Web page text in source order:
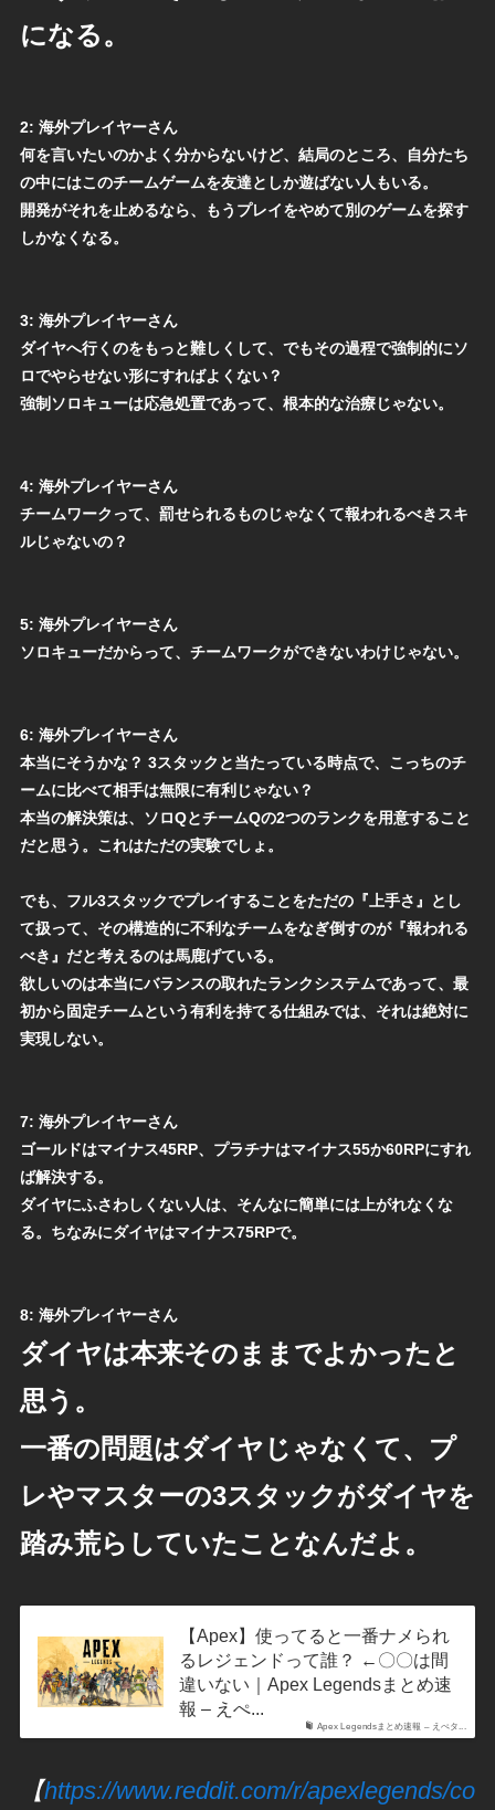
になる。
2: 海外プレイヤーさん
何を言いたいのかよく分からないけど、結局のところ、自分たち
の中にはこのチームゲームを友達としか遊ばない人もいる。
開発がそれを止めるなら、もうプレイをやめて別のゲームを探す
しかなくなる。
3: 海外プレイヤーさん
ダイヤへ行くのをもっと難しくして、でもその過程で強制的にソ
ロでやらせない形にすればよくない？
強制ソロキューは応急処置であって、根本的な治療じゃない。
4: 海外プレイヤーさん
チームワークって、罰せられるものじゃなくて報われるべきスキ
ルじゃないの？
5: 海外プレイヤーさん
ソロキューだからって、チームワークができないわけじゃない。
6: 海外プレイヤーさん
本当にそうかな？ 3スタックと当たっている時点で、こっちのチ
ームに比べて相手は無限に有利じゃない？
本当の解決策は、ソロQとチームQの2つのランクを用意すること
だと思う。これはただの実験でしょ。
でも、フル3スタックでプレイすることをただの『上手さ』とし
て扱って、その構造的に不利なチームをなぎ倒すのが『報われる
べき』だと考えるのは馬鹿げている。
欲しいのは本当にバランスの取れたランクシステムであって、最
初から固定チームという有利を持てる仕組みでは、それは絶対に
実現しない。
7: 海外プレイヤーさん
ゴールドはマイナス45RP、プラチナはマイナス55か60RPにすれ
ば解決する。
ダイヤにふさわしくない人は、そんなに簡単には上がれなくな
る。ちなみにダイヤはマイナス75RPで。
8: 海外プレイヤーさん
ダイヤは本来そのままでよかったと
思う。
一番の問題はダイヤじゃなくて、プ
レやマスターの3スタックがダイヤを
踏み荒らしていたことなんだよ。
Apex Legendsまとめ速報 – えぺタ...
【Apex】使ってると一番ナメられ
るレジェンドって誰？ ←〇〇は間
違いない｜Apex Legendsまとめ速
報 – えぺ...
【https://www.reddit.com/r/apexlegends/co